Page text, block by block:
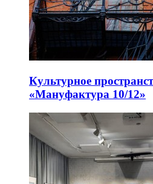
Культурное
«Мануфактура 10/12»